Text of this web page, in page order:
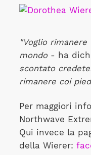
"Voglio
mondo- ha
scontato
rimanere coi
Per maggiori
Northwave
Qui invece la
della Wierer: